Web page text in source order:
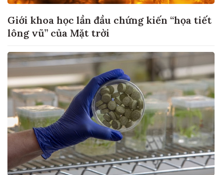
Giới khoa học lần đầu chứng kiến “họa tiết
lông vũ” của Mặt trời